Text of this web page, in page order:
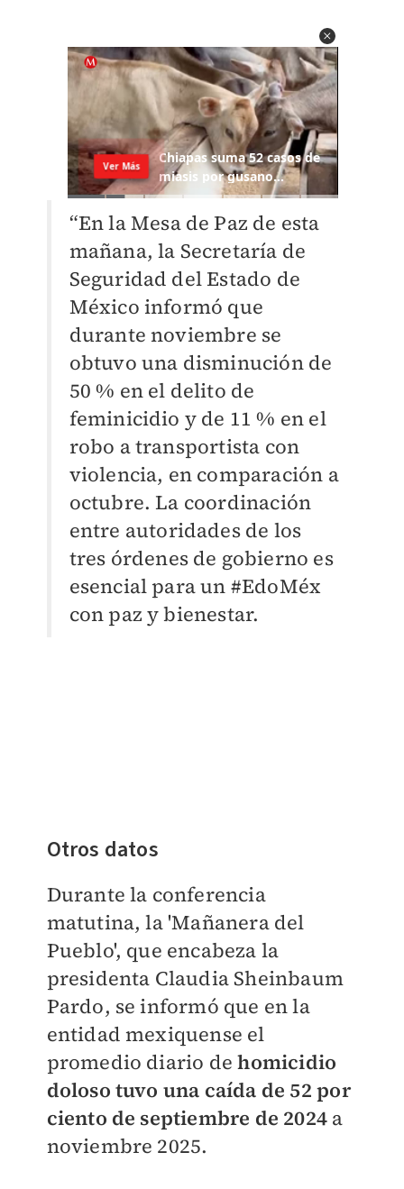
“En la Mesa de Paz de esta
mañana, la Secretaría de
Seguridad del Estado de
México informó que
durante noviembre se
obtuvo una disminución de
50 % en el delito de
feminicidio y de 11 % en el
robo a transportista con
violencia, en comparación a
octubre. La coordinación
entre autoridades de los
tres órdenes de gobierno es
esencial para un #EdoMéx
con paz y bienestar.
Otros datos
Durante la conferencia
matutina, la 'Mañanera del
Pueblo', que encabeza la
presidenta Claudia Sheinbaum
Pardo, se informó que en la
entidad mexiquense el
promedio diario de homicidio
doloso tuvo una caída de 52 por
ciento de septiembre de 2024 a
noviembre 2025.